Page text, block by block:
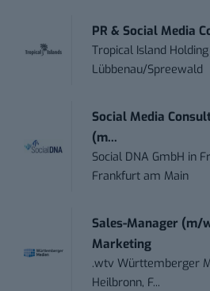
PR & Social Media
Tropical Island
Lübbenau/Spreewald
Social Media
(m...
Social DNA GmbH in
Frankfurt am Main
Sales-Manager (m/
Marketing
.wtv Württemberger
Heilbronn, F...